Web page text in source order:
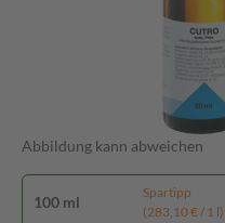
Abbildung kann abweichen
100 ml
Spartipp
(283,10 € / 1 l)